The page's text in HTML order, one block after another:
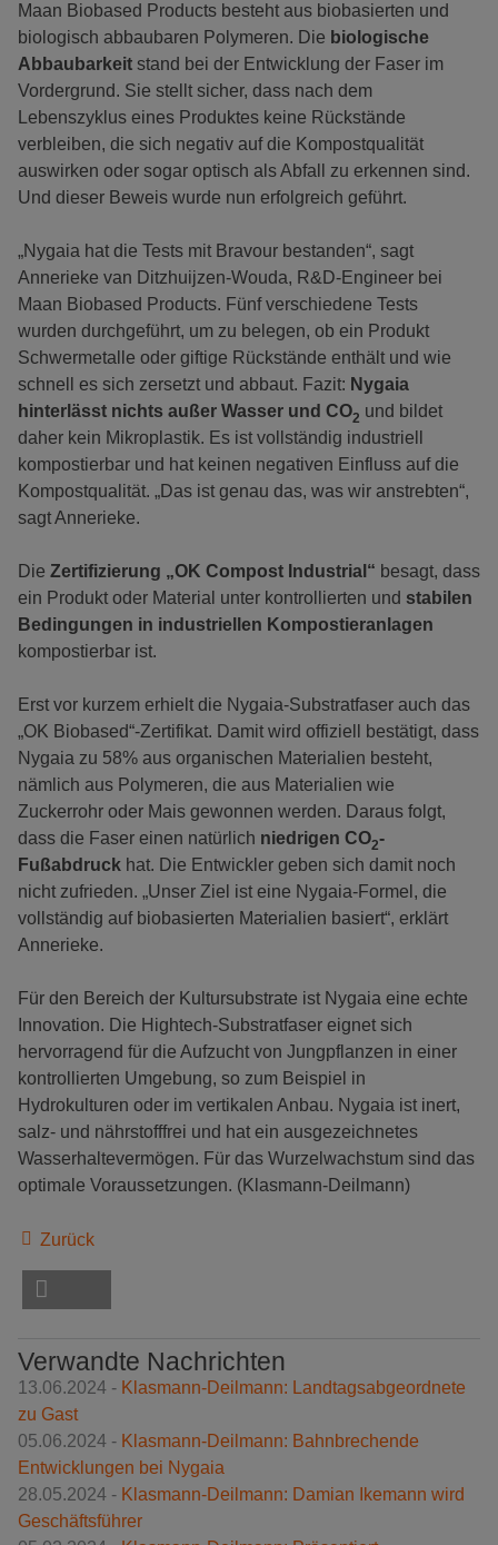
Maan Biobased Products besteht aus biobasierten und
biologisch abbaubaren Polymeren. Die biologische
Abbaubarkeit stand bei der Entwicklung der Faser im
Vordergrund. Sie stellt sicher, dass nach dem
Lebenszyklus eines Produktes keine Rückstände
verbleiben, die sich negativ auf die Kompostqualität
auswirken oder sogar optisch als Abfall zu erkennen sind.
Und dieser Beweis wurde nun erfolgreich geführt.
„Nygaia hat die Tests mit Bravour bestanden“, sagt
Annerieke van Ditzhuijzen-Wouda, R&D-Engineer bei
Maan Biobased Products. Fünf verschiedene Tests
wurden durchgeführt, um zu belegen, ob ein Produkt
Schwermetalle oder giftige Rückstände enthält und wie
schnell es sich zersetzt und abbaut. Fazit: Nygaia
hinterlässt nichts außer Wasser und CO2 und bildet
daher kein Mikroplastik. Es ist vollständig industriell
kompostierbar und hat keinen negativen Einfluss auf die
Kompostqualität. „Das ist genau das, was wir anstrebten“,
sagt Annerieke.
Die Zertifizierung „OK Compost Industrial“ besagt, dass
ein Produkt oder Material unter kontrollierten und stabilen
Bedingungen in industriellen Kompostieranlagen
kompostierbar ist.
Erst vor kurzem erhielt die Nygaia-Substratfaser auch das
„OK Biobased“-Zertifikat. Damit wird offiziell bestätigt, dass
Nygaia zu 58% aus organischen Materialien besteht,
nämlich aus Polymeren, die aus Materialien wie
Zuckerrohr oder Mais gewonnen werden. Daraus folgt,
dass die Faser einen natürlich niedrigen CO2-
Fußabdruck hat. Die Entwickler geben sich damit noch
nicht zufrieden. „Unser Ziel ist eine Nygaia-Formel, die
vollständig auf biobasierten Materialien basiert“, erklärt
Annerieke.
Für den Bereich der Kultursubstrate ist Nygaia eine echte
Innovation. Die Hightech-Substratfaser eignet sich
hervorragend für die Aufzucht von Jungpflanzen in einer
kontrollierten Umgebung, so zum Beispiel in
Hydrokulturen oder im vertikalen Anbau. Nygaia ist inert,
salz- und nährstofffrei und hat ein ausgezeichnetes
Wasserhaltevermögen. Für das Wurzelwachstum sind das
optimale Voraussetzungen. (Klasmann-Deilmann)
Zurück
Verwandte Nachrichten
13.06.2024 - Klasmann-Deilmann: Landtagsabgeordnete
zu Gast
05.06.2024 - Klasmann-Deilmann: Bahnbrechende
Entwicklungen bei Nygaia
28.05.2024 - Klasmann-Deilmann: Damian Ikemann wird
Geschäftsführer